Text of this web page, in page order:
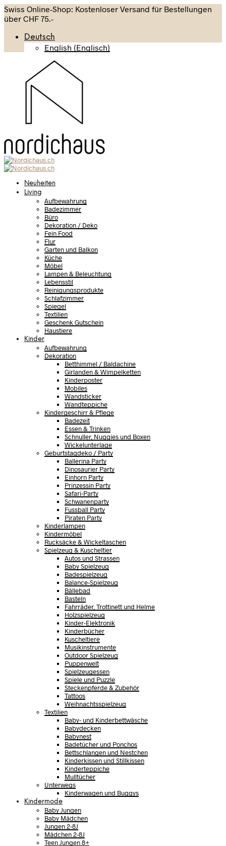
Swiss Online-Shop: Kostenloser Versand für Bestellungen
über CHF 75.-
Deutsch
English (Englisch)
Neuheiten
Living
Aufbewahrung
Badezimmer
Büro
Dekoration / Deko
Fein Food
Flur
Garten und Balkon
Küche
Möbel
Lampen & Beleuchtung
Lebensstil
Reinigungsprodukte
Schlafzimmer
Spiegel
Textilien
Geschenk Gutschein
Haustiere
Kinder
Aufbewahrung
Dekoration
Betthimmel / Baldachine
Girlanden & Wimpelketten
Kinderposter
Mobiles
Wandsticker
Wandteppiche
Kindergeschirr & Pflege
Badezeit
Essen & Trinken
Schnuller, Nuggies und Boxen
Wickelunterlage
Geburtstagdeko / Party
Ballerina Party
Dinosaurier Party
Einhorn Party
Prinzessin Party
Safari-Party
Schwanenparty
Fussball Party
Piraten Party
Kinderlampen
Kindermöbel
Rucksäcke & Wickeltaschen
Spielzeug & Kuscheltier
Autos und Strassen
Baby Spielzeug
Badespielzeug
Balance-Spielzeug
Bällebad
Basteln
Fahrräder, Trottinett und Helme
Holzspielzeug
Kinder-Elektronik
Kinderbücher
Kuscheltiere
Musikinstrumente
Outdoor Spielzeug
Puppenwelt
Spielzeugessen
Spiele und Puzzle
Steckenpferde & Zubehör
Tattoos
Weihnachtsspielzeug
Textilien
Baby- und Kinderbettwäsche
Babydecken
Babynest
Badetücher und Ponchos
Bettschlangen und Nestchen
Kinderkissen und Stillkissen
Kinderteppiche
Mulltücher
Unterwegs
Kinderwagen und Buggys
Kindermode
Baby Jungen
Baby Mädchen
Jungen 2-8J
Mädchen 2-8J
Teen Jungen 8+